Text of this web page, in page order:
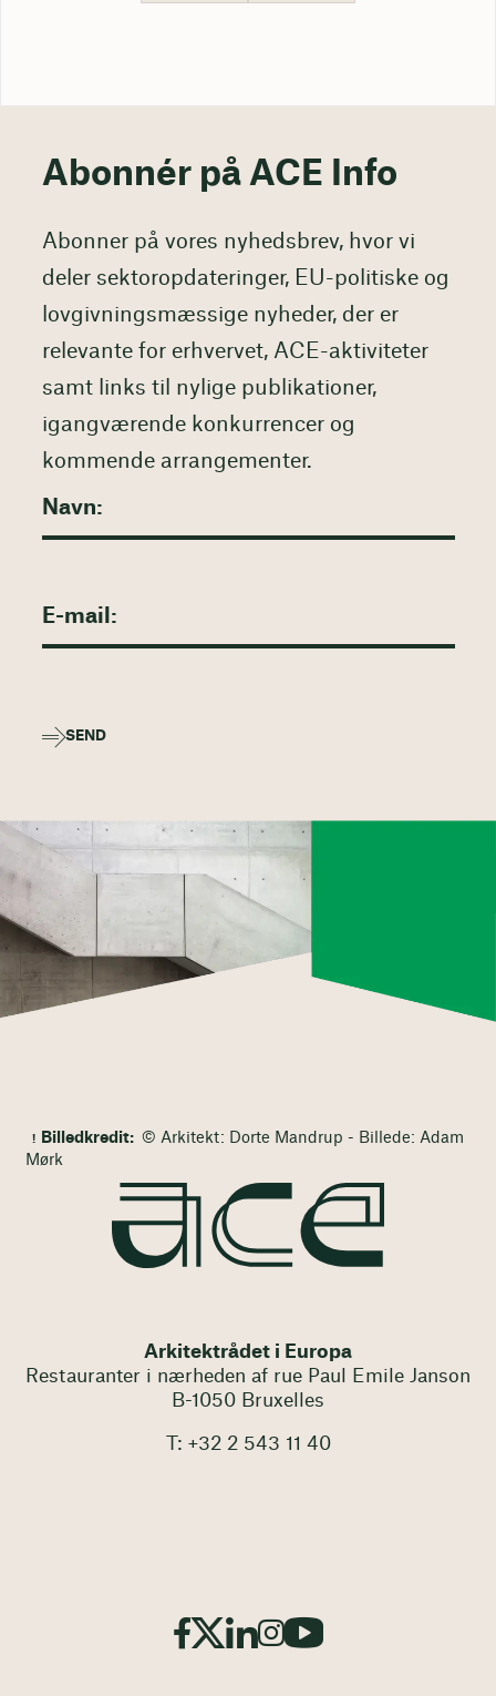
Abonnér på ACE Info
Abonner på vores nyhedsbrev, hvor vi
deler sektoropdateringer, EU-politiske og
lovgivningsmæssige nyheder, der er
relevante for erhvervet, ACE-aktiviteter
samt links til nylige publikationer,
igangværende konkurrencer og
kommende arrangementer.
SEND
Billedkredit: © Arkitekt: Dorte Mandrup - Billede: Adam
Mørk
Arkitektrådet i Europa
Restauranter i nærheden af rue Paul Emile Janson
B-1050 Bruxelles
T: +32 2 543 11 40